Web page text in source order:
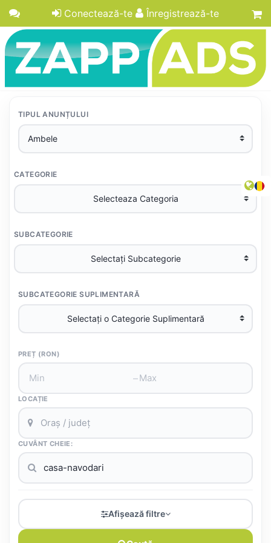
Conectează-te Înregistrează-te
TIPUL ANUNȚULUI
CATEGORIE
SUBCATEGORIE
SUBCATEGORIE SUPLIMENTARĂ
PREȚ (RON)
–
LOCAȚIE
CUVÂNT CHEIE:
Afișează filtre